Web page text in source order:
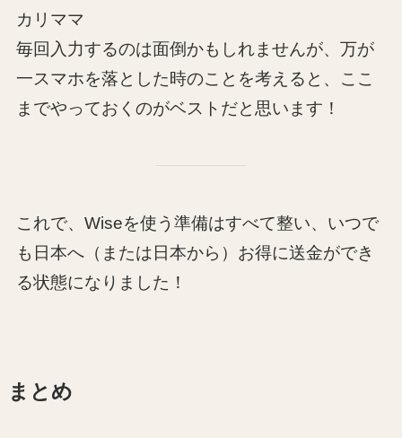
カリママ
毎回入力するのは面倒かもしれませんが、万が
一スマホを落とした時のことを考えると、ここ
までやっておくのがベストだと思います！
これで、Wiseを使う準備はすべて整い、いつで
も日本へ（または日本から）お得に送金ができ
る状態になりました！
まとめ